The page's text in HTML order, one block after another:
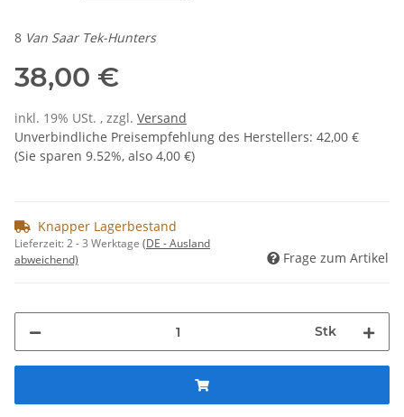
8 Van Saar Tek-Hunters
38,00 €
inkl. 19% USt. , zzgl. Versand
Unverbindliche Preisempfehlung des Herstellers: 42,00 €
(Sie sparen 9.52%, also 4,00 €)
Knapper Lagerbestand
Lieferzeit:2 - 3 Werktage (DE - Ausland
abweichend)
Frage zum Artikel
Stk